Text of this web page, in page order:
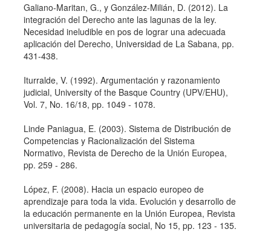
Galiano-Maritan, G., y González-Milián, D. (2012). La
integración del Derecho ante las lagunas de la ley.
Necesidad ineludible en pos de lograr una adecuada
aplicación del Derecho, Universidad de La Sabana, pp.
431-438.
Iturralde, V. (1992). Argumentación y razonamiento
judicial, University of the Basque Country (UPV/EHU),
Vol. 7, No. 16/18, pp. 1049 - 1078.
Linde Paniagua, E. (2003). Sistema de Distribución de
Competencias y Racionalización del Sistema
Normativo, Revista de Derecho de la Unión Europea,
pp. 259 - 286.
López, F. (2008). Hacia un espacio europeo de
aprendizaje para toda la vida. Evolución y desarrollo de
la educación permanente en la Unión Europea, Revista
universitaria de pedagogí­a social, No 15, pp. 123 - 135.